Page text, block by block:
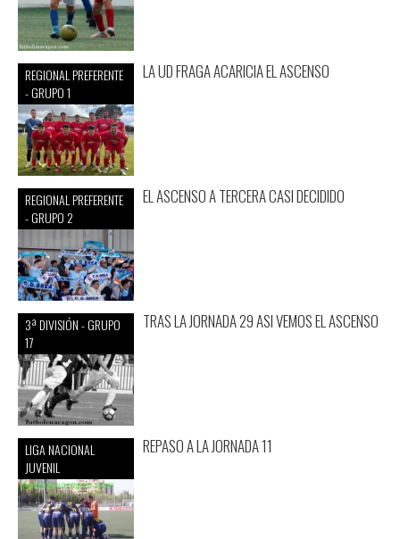
REGIONAL PREFERENTE
- GRUPO 1
LA UD FRAGA ACARICIA EL ASCENSO
REGIONAL PREFERENTE
- GRUPO 2
EL ASCENSO A TERCERA CASI DECIDIDO
3ª DIVISIÓN - GRUPO
17
TRAS LA JORNADA 29 ASI VEMOS EL ASCENSO
LIGA NACIONAL
JUVENIL
REPASO A LA JORNADA 11